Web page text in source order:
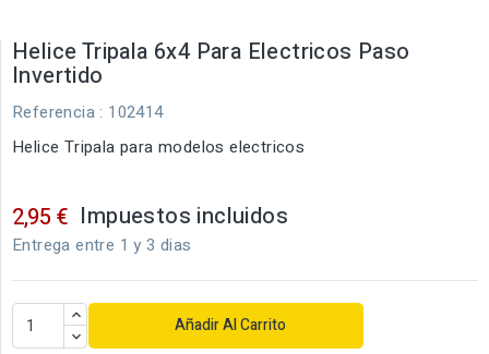
Helice Tripala 6x4 Para Electricos Paso
Invertido
Referencia : 102414
Helice Tripala para modelos electricos
2,95 € Impuestos incluidos
Entrega entre 1 y 3 dias
Añadir Al Carrito